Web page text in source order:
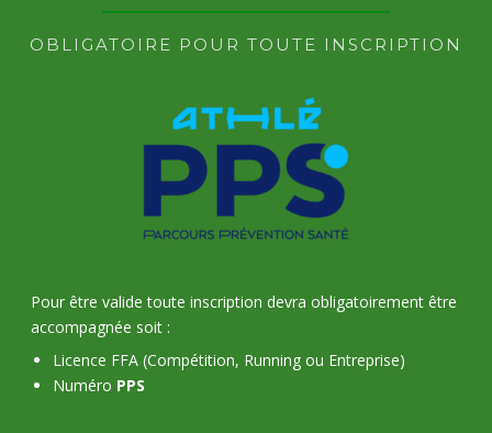
OBLIGATOIRE POUR TOUTE INSCRIPTION
Pour être valide toute inscription devra obligatoirement être
accompagnée soit :
Licence FFA (Compétition, Running ou Entreprise)
Numéro PPS